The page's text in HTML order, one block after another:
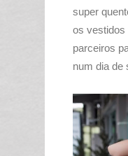
super
os vestidos
parceiros
num dia de